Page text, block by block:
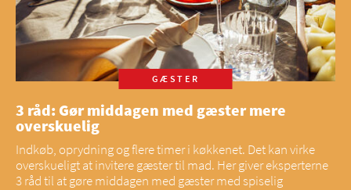
GÆSTER
3 råd: Gør middagen med gæster mere
overskuelig
Indkøb, oprydning og flere timer i køkkenet. Det kan virke
overskueligt at invitere gæster til mad. Her giver eksperterne
3 råd til at gøre middagen med gæster med spiselig